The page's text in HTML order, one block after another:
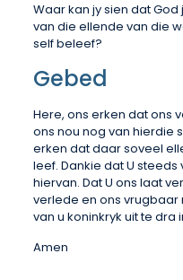
Waar kan jy sien dat
van die ellende van die
self beleef?
Gebed
Here, ons erken dat ons
ons nou nog van hierdie
erken dat daar soveel
leef. Dankie dat U
hiervan. Dat U ons laat
verlede en ons vrugbaar
van u koninkryk uit te dra
Amen